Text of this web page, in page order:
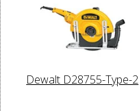
Dewalt D28755-Type-2